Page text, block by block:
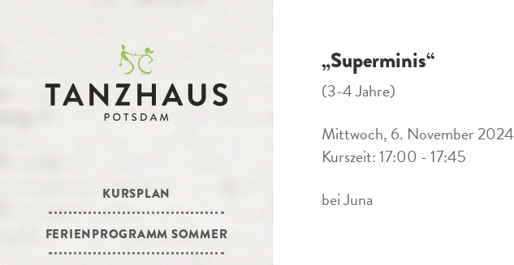
KURSPLAN
FERIENPROGRAMM SOMMER
„Superminis“
(3-4 Jahre)
Mittwoch, 6. November 2024
Kurszeit: 17:00 - 17:45
bei Juna